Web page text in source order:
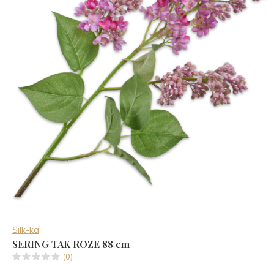
Silk-ka
SERING TAK ROZE 88 cm
(0)